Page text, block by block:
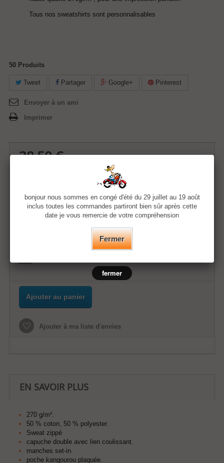
Tous nos sweatshirts sont personnalisables
50 Produits
Tweet Partager Google+ Pinterest
Envoyer à un ami
Imprimer
38,50 €
Ajouter au panier
Ajouter à ma liste d'envies
EN SAVOIR PLUS
270 g/m².
50 % coton, 50 % polyester.
Sweat zippé
capuche double avec lien coulissant.
manches set-in.
poche kangourou plaquée.
bonjour nous sommes en congé d'été du 29 juillet au 19 août
inclus toutes les commandes partiront bien sûr après cette
date je vous remercie de votre compréhension
Fermer
fermer